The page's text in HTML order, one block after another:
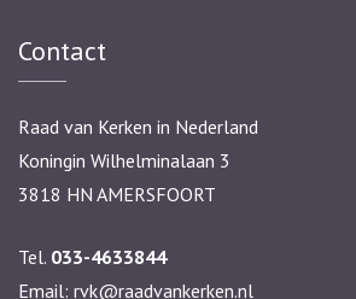
Contact
Raad van Kerken in Nederland
Koningin Wilhelminalaan 3
3818 HN AMERSFOORT
Tel. 033-4633844
Email: rvk@raadvankerken.nl